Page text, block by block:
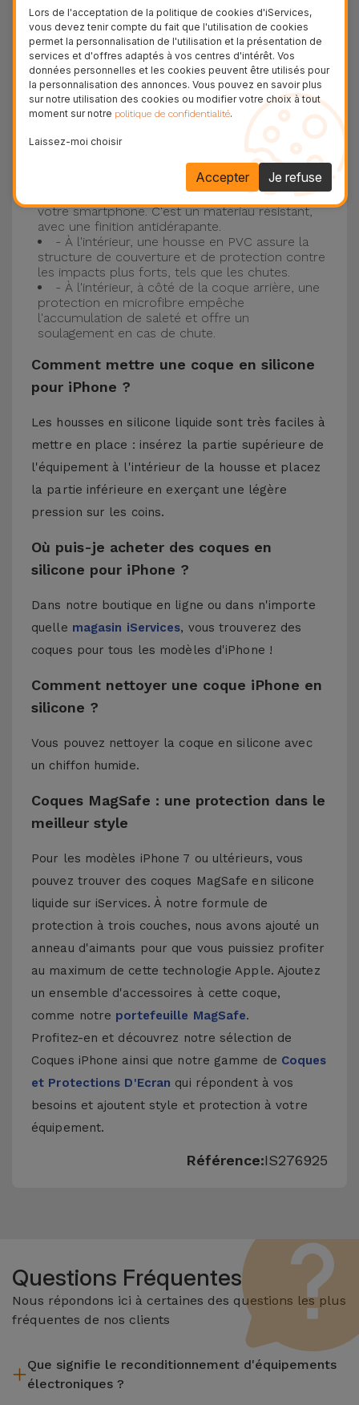
Protection à 3 couches avec coques en
silicone
Nos coques en silicone pour iPhone ont une
construction robuste et de qualité, avec une
construction à trois couches, pour éviter au
maximum les accidents et les casses !
- Une première couche de silicone liquide
donne de la couleur et une couverture
complète à la coque arrière et au bord latéral de
votre smartphone. C'est un matériau résistant,
avec une finition antidérapante.
- À l'intérieur, une housse en PVC assure la
structure de couverture et de protection contre
les impacts plus forts, tels que les chutes.
- À l'intérieur, à côté de la coque arrière, une
protection en microfibre empêche
l'accumulation de saleté et offre un
soulagement en cas de chute.
Comment mettre une coque en silicone
pour iPhone ?
Les housses en silicone liquide sont très faciles à
mettre en place : insérez la partie supérieure de
l'équipement à l'intérieur de la housse et placez
la partie inférieure en exerçant une légère
pression sur les coins.
Où puis-je acheter des coques en
silicone pour iPhone ?
Dans notre boutique en ligne ou dans n'importe
quelle magasin iServices, vous trouverez des
coques pour tous les modèles d'iPhone !
Comment nettoyer une coque iPhone en
silicone ?
Vous pouvez nettoyer la coque en silicone avec
un chiffon humide.
Coques MagSafe : une protection dans le
meilleur style
Pour les modèles iPhone 7 ou ultérieurs, vous
pouvez trouver des coques MagSafe en silicone
liquide sur iServices. À notre formule de
protection à trois couches, nous avons ajouté un
anneau d'aimants pour que vous puissiez profiter
au maximum de cette technologie Apple. Ajoutez
un ensemble d'accessoires à cette coque,
comme notre portefeuille MagSafe.
Profitez-en et découvrez notre sélection de
Coques iPhone ainsi que notre gamme de Coques
et Protections D'Ecran qui répondent à vos
besoins et ajoutent style et protection à votre
équipement.
Référence:IS276925
Questions Fréquentes
Nous répondons ici à certaines des questions les plus
fréquentes de nos clients
Que signifie le reconditionnement d'équipements
électroniques ?
Lors de l'acceptation de la politique de cookies d'iServices,
vous devez tenir compte du fait que l'utilisation de cookies
permet la personnalisation de l'utilisation et la présentation de
services et d'offres adaptés à vos centres d'intérêt. Vos
données personnelles et les cookies peuvent être utilisés pour
la personnalisation des annonces. Vous pouvez en savoir plus
sur notre utilisation des cookies ou modifier votre choix à tout
moment sur notre politique de confidentialité.
Laissez-moi choisir
Je refuse
Accepter